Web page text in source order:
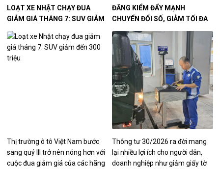
sự hình thành ngày càng rõ nét
của nhóm khách hàng tìm kiếm
nghiệm và cá tính nhiều hơn là
các tiêu chí thực dụng.
trả giá khi độ tin cậy của xe có
dấu hiệu suy giảm.
LOẠT XE NHẬT CHẠY ĐUA
GIẢM GIÁ THÁNG 7: SUV GIẢM
ĐẾN 300 TRIỆU
Thị trường ô tô Việt Nam bước
sang quý III trở nên nóng hơn với
cuộc đua giảm giá của các hãng
ĐĂNG KIỂM ĐẨY MẠNH
CHUYỂN ĐỔI SỐ, GIẢM TỐI ĐA
THỦ TỤC HÀNH CHÍNH
Thông tư 30/2026 ra đời mang
lại nhiều lợi ích cho người dân,
doanh nghiệp như giảm giấy tờ